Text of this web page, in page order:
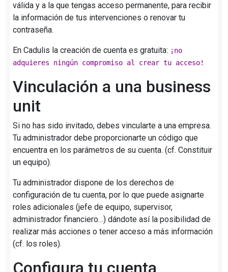
válida y a la que tengas acceso permanente, para recibir
la información de tus intervenciones o renovar tu
contraseña.
En Cadulis la creación de cuenta es gratuita: ¡no
adquieres ningún compromiso al crear tu acceso!
Vinculación a una business
unit
Si no has sido invitado, debes vincularte a una empresa.
Tu administrador debe proporcionarte un código que
encuentra en los parámetros de su cuenta. (cf. Constituir
un equipo).
Tu administrador dispone de los derechos de
configuración de tu cuenta, por lo que puede asignarte
roles adicionales (jefe de equipo, supervisor,
administrador financiero…) dándote así la posibilidad de
realizar más acciones o tener acceso a más información
(cf. los roles).
Configura tu cuenta